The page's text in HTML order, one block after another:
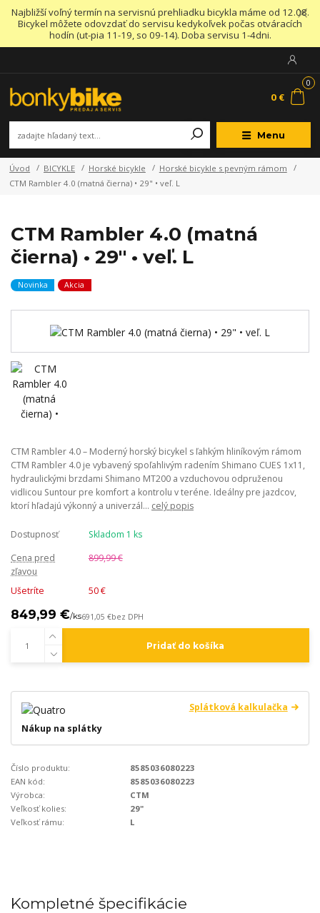
Najbližší voľný termín na servisnú prehliadku bicykla máme od 12.08.
Bicykel môžete odovzdať do servisu kedykoľvek počas otváracích
hodín (ut-pia 11-19, so 09-14). Doba servisu 1-4dni.
Menu
0
0 €
Úvod BICYKLE Horské bicykle
Horské bicykle s pevným rámom
CTM Rambler 4.0 (matná čierna) • 29" • veľ. L
CTM Rambler 4.0 (matná
čierna) • 29" • veľ. L
Novinka Akcia
CTM Rambler 4.0 – Moderný horský bicykel s ľahkým hliníkovým rámom
CTM Rambler 4.0 je vybavený spoľahlivým radením Shimano CUES 1x11,
hydraulickými brzdami Shimano MT200 a vzduchovou odpruženou
vidlicou Suntour pre komfort a kontrolu v teréne. Ideálny pre jazdcov,
ktorí hľadajú výkonný a univerzál... celý popis
Dostupnosť
Skladom 1 ks
Cena pred
zľavou
899,99 €
Ušetríte 50 €
849,99 €/ks691,05 €bez DPH
Pridať do košíka
Splátková kalkulačka
Nákup na splátky
Číslo produktu:
8585036080223
EAN kód:
8585036080223
Výrobca:
CTM
Veľkosť kolies:
29"
Veľkosť rámu:
L
Kompletné špecifikácie